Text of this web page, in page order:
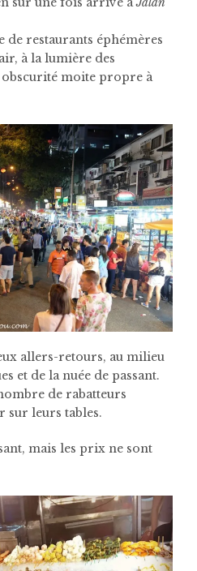
de restaurants éphémères
à la lumière des
obscurité moite propre à
allers-retours, au milieu
et de la nuée de passant.
de rabatteurs
sur leurs tables.
mais les prix ne sont